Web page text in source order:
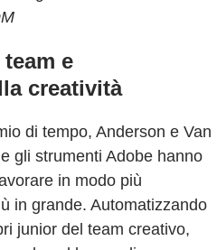
e
creatività
di tempo, Anderson e Van
gli strumenti Adobe hanno
in modo più
in grande. Automatizzando
junior del team creativo,